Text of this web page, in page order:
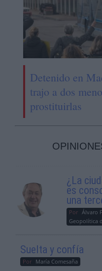
Detenido en
trajo a dos
prostituirlas
¿La
es
una
Por Álvaro
Geopolítica
Suelta y confía
Por María Comesaña